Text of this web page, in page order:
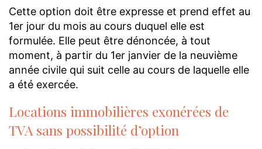
Cette option doit être expresse et prend effet au
1er jour du mois au cours duquel elle est
formulée. Elle peut être dénoncée, à tout
moment, à partir du 1er janvier de la neuvième
année civile qui suit celle au cours de laquelle elle
a été exercée.
Locations immobilières exonérées de
TVA sans possibilité d’option